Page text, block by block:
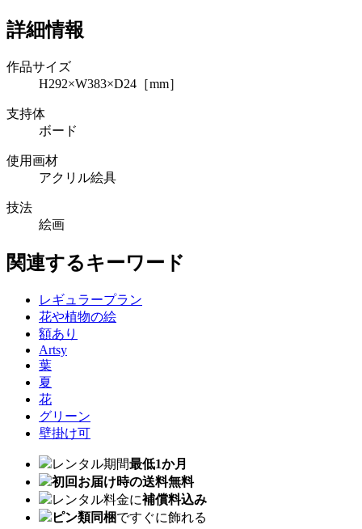
詳細情報
作品サイズ
H292×W383×D24［mm］
支持体
ボード
使用画材
アクリル絵具
技法
絵画
関連するキーワード
レギュラープラン
花や植物の絵
額あり
Artsy
葉
夏
花
グリーン
壁掛け可
レンタル期間最低1か月
初回お届け時の送料無料
レンタル料金に補償料込み
ピン類同梱ですぐに飾れる